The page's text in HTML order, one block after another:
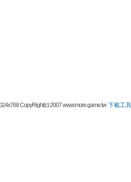
CopyRight(c) 2007 www.more.game.tw下載工